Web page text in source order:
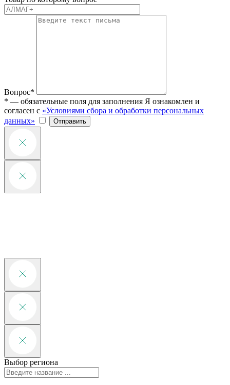
Вопрос*
* — обязательные поля для заполнения Я ознакомлен и
согласен с «Условиями сбора и обработки персональных
данных»
Отправить
Выбор региона